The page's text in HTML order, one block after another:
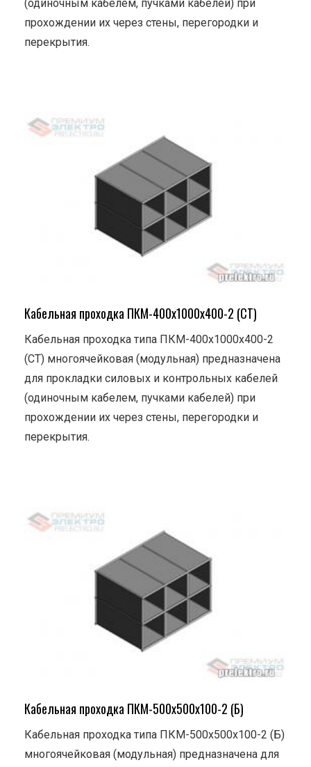
(одиночным кабелем, пучками кабелей) при
прохождении их через стены, перегородки и
перекрытия.
Кабельная проходка ПКМ-400х1000х400-2 (СТ)
Кабельная проходка типа ПКМ-400х1000х400-2
(СТ) многоячейковая (модульная) предназначена
для прокладки силовых и контрольных кабелей
(одиночным кабелем, пучками кабелей) при
прохождении их через стены, перегородки и
перекрытия.
Кабельная проходка ПКМ-500х500х100-2 (Б)
Кабельная проходка типа ПКМ-500х500х100-2 (Б)
многоячейковая (модульная) предназначена для